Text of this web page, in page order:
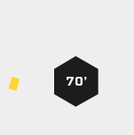
70’